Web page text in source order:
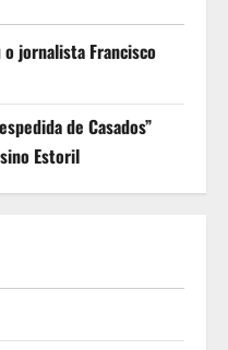
o jornalista Francisco
de Casados”
Estoril